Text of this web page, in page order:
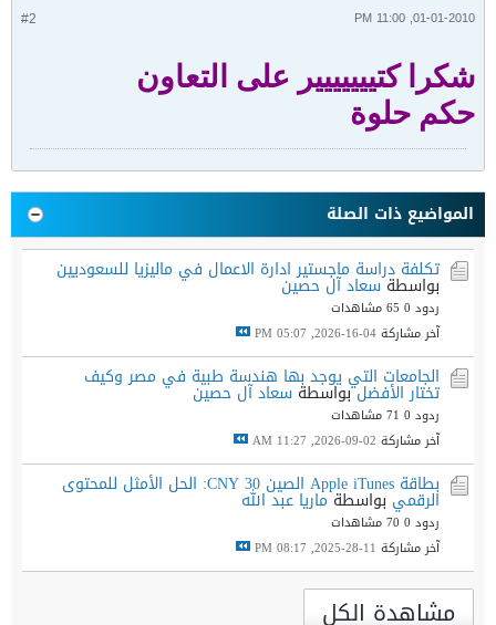
#2 01-01-2010, 11:00 PM
شكرا كتييييييير على التعاون
حكم حلوة
المواضيع ذات الصلة
تكلفة دراسة ماجستير ادارة الاعمال في ماليزيا للسعوديين
بواسطةسعاد آل حصين
ردود 0
65 مشاهدات
آخر مشاركة04-16-2026, 05:07 PM
الجامعات التي يوجد بها هندسة طبية في مصر وكيف
تختار الأفضلبواسطة سعاد آل حصين
ردود 0
71 مشاهدات
آخر مشاركة 02-09-2026, 11:27 AM
بطاقة Apple iTunes الصين 30 CNY: الحل الأمثل للمحتوى
الرقمي بواسطةماريا عبد الله
ردود 0
70 مشاهدات
آخر مشاركة 11-28-2025, 08:17 PM
مشاهدة الكل